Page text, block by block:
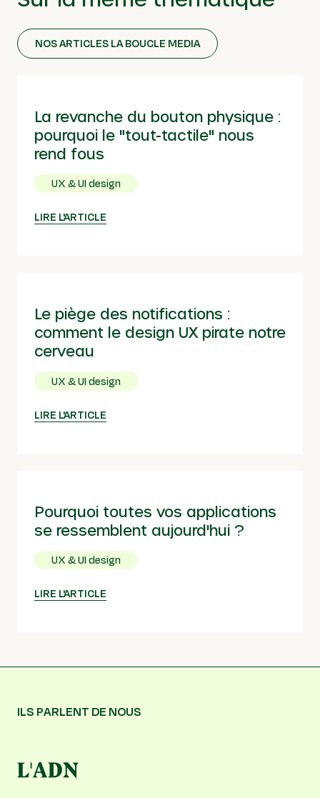
NOS ARTICLES LA BOUCLE MEDIA
La revanche du bouton physique :
pourquoi le "tout-tactile" nous
rend fous
UX & UI design
LIRE L'ARTICLE
Le piège des notifications :
comment le design UX pirate notre
cerveau
UX & UI design
LIRE L'ARTICLE
Pourquoi toutes vos applications
se ressemblent aujourd'hui ?
UX & UI design
LIRE L'ARTICLE
ILS PARLENT DE NOUS